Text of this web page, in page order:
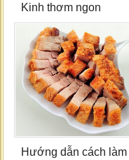
Kinh thơm ngon
Hướng dẫn cách làm